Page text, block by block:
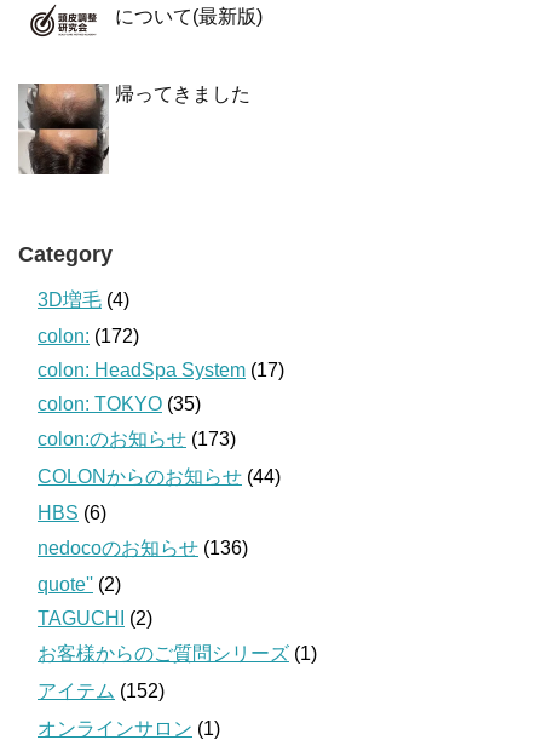
について(最新版)
帰ってきました
Category
3D増毛 (4)
colon: (172)
colon: HeadSpa System (17)
colon: TOKYO (35)
colon:のお知らせ (173)
COLONからのお知らせ (44)
HBS (6)
nedocoのお知らせ (136)
quote'' (2)
TAGUCHI
(2)
お客様からのご質問シリーズ (1)
アイテム (152)
オンラインサロン (1)